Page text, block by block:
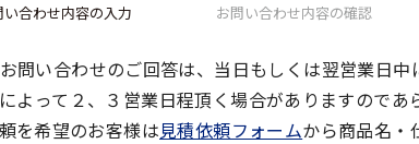
い合わせ内容の入力 お問い合わせ内容の確認
お問い合わせのご回答は、当日もしくは翌営業日中
よって２、３営業日程頂く場合がありますのであ
を希望のお客様は見積依頼フォームから商品名・